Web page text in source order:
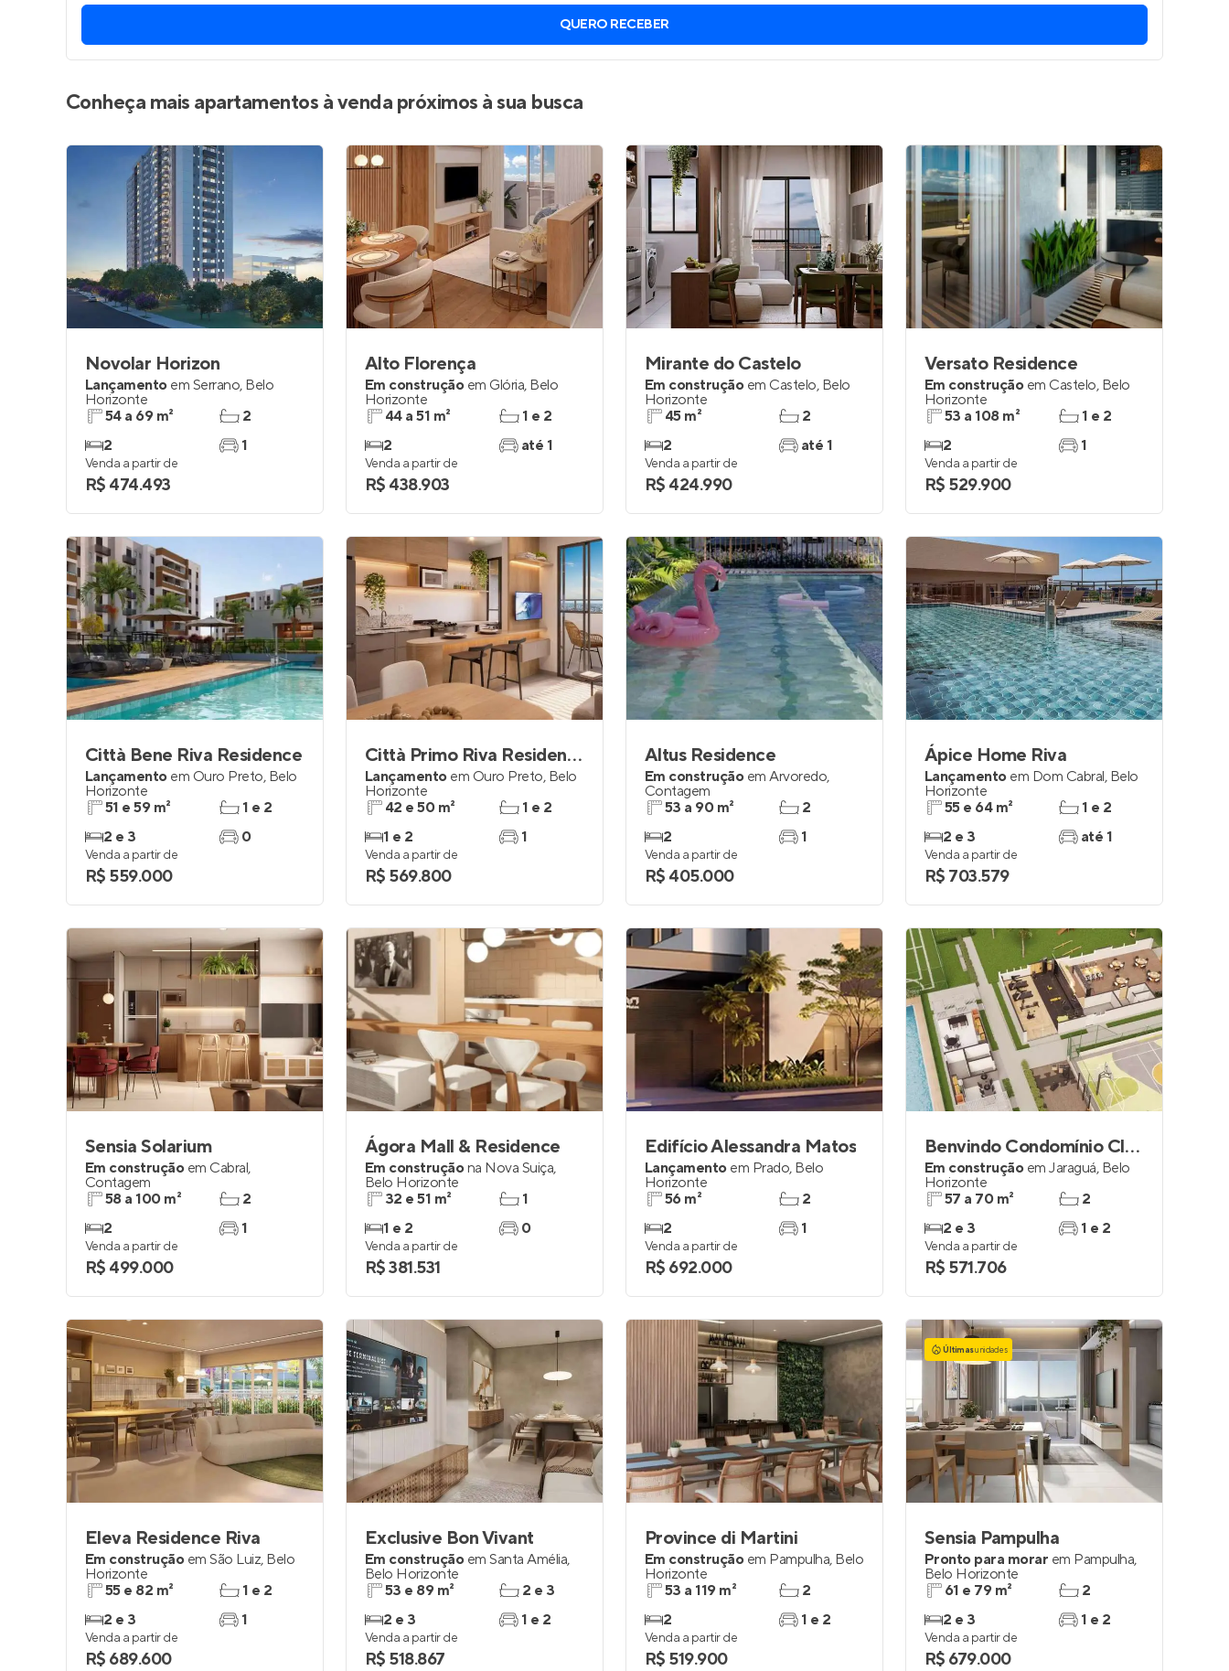
QUERO RECEBER
Conheça mais apartamentos à venda próximos à sua busca
Novolar Horizon
Lançamento em Serrano, Belo
Horizonte
54 a 69 m²
2
2
1
Venda a partir de
R$ 474.493
Alto Florença
Em construção em Glória, Belo
Horizonte
44 a 51 m²
2
1 e 2
até 1
Venda a partir de
R$ 438.903
Mirante do Castelo
Em construção em Castelo, Belo
Horizonte
45 m²
2
2
até 1
Venda a partir de
R$ 424.990
Versato Residence
Em construção em Castelo, Belo
Horizonte
53 a 108 m²
2
1 e 2
1
Venda a partir de
R$ 529.900
Città Bene Riva Residence
Lançamento em Ouro Preto, Belo
Horizonte
51 e 59 m²
2 e 3
1 e 2
0
Venda a partir de
R$ 559.000
Città Primo Riva Residence
Lançamento em Ouro Preto, Belo
Horizonte
42 e 50 m²
1 e 2
1 e 2
1
Venda a partir de
R$ 569.800
Altus Residence
Em construção em Arvoredo,
Contagem
53 a 90 m²
2
2
1
Venda a partir de
R$ 405.000
Ápice Home Riva
Lançamento em Dom Cabral, Belo
Horizonte
55 e 64 m²
2 e 3
1 e 2
até 1
Venda a partir de
R$ 703.579
Sensia Solarium
Em construção em Cabral,
Contagem
58 a 100 m²
2
2
1
Venda a partir de
R$ 499.000
Ágora Mall & Residence
Em construçãona Nova Suiça,
Belo Horizonte
32 e 51 m²
1 e 2
1
0
Venda a partir de
R$ 381.531
Edifício Alessandra Matos
Lançamento em Prado, Belo
Horizonte
56 m²
2
2
1
Venda a partir de
R$ 692.000
Benvindo Condomínio Clube
Em construção em Jaraguá, Belo
Horizonte
57 a 70 m²
2 e 3
2
1 e 2
Venda a partir de
R$ 571.706
Eleva Residence Riva
Em construção em São Luiz, Belo
Horizonte
55 e 82 m²
2 e 3
1 e 2
1
Venda a partir de
R$ 689.600
Exclusive Bon Vivant
Em construção em Santa Amélia,
Belo Horizonte
53 e 89 m²
2 e 3
2 e 3
1 e 2
Venda a partir de
R$ 518.867
Province di Martini
Em construção em Pampulha, Belo
Horizonte
53 a 119 m²
2
2
1 e 2
Venda a partir de
R$ 519.900
Últimasunidades
Sensia Pampulha
Pronto para morar em Pampulha,
Belo Horizonte
61 e 79 m²
2 e 3
2
1 e 2
Venda a partir de
R$ 679.000